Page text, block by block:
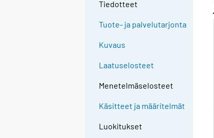
Tiedotteet
Tuote- ja palvelutarjonta
Kuvaus
Laatuselosteet
Menetelmäselosteet
Käsitteet ja määritelmät
Luokitukset